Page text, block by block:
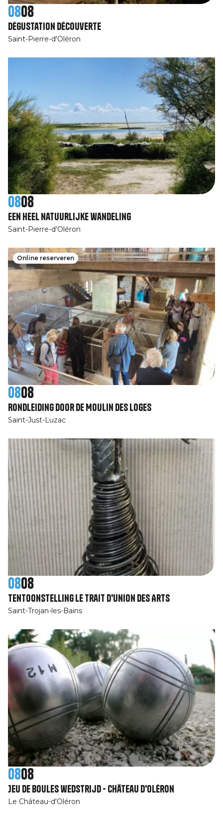
0808
Dégustation découverte
Saint-Pierre-d'Oléron
0808
Een heel natuurlijke wandeling
Saint-Pierre-d'Oléron
Online reserveren
0808
Rondleiding door de Moulin des Loges
Saint-Just-Luzac
0808
Tentoonstelling Le Trait d'Union des Arts
Saint-Trojan-les-Bains
0808
Jeu de boules wedstrijd - Château d'Oléron
Le Château-d'Oléron